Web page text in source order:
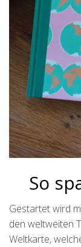
So
Gestartet wird
den weltweiten
Weltkarte,